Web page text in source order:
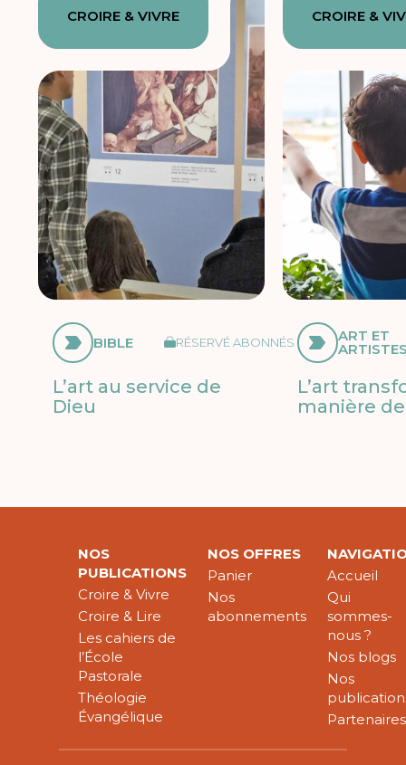
CROIRE & VIVRE
BIBLE RÉSERVÉ ABONNÉS
L’art au service de
Dieu
CROIRE &
ART ET
L’art
manière
NOS
PUBLICATIONS
Croire & Vivre
Croire & Lire
Les cahiers de
l’École
Pastorale
Théologie
Évangélique
NOS OFFRES
Panier
Nos
abonnements
Accueil
Qui
sommes-
nous ?
Nos blogs
Nos
Partenaires